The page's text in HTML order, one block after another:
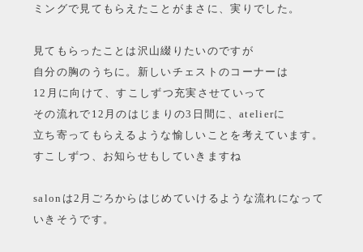
ミングで見てもらえたことがまさに、実りでした。
見てもらったことは沢山綴りたいのですが
自分の胸のうちに。新しいチェストのコーナーは
12月に向けて、すこしずつ充実させていって
その流れで12月のはじまりの3日間に、atelierに
立ち寄ってもらえるような愉しいことを考えています。
すこしずつ、お知らせもしていきますね
salonは2月ごろからはじめていけるような流れになって
いきそうです。